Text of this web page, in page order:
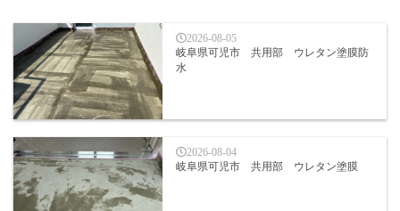
2026-08-05
岐阜県可児市 共用部 ウレタン塗膜防
水
2026-08-04
岐阜県可児市 共用部 ウレタン塗膜